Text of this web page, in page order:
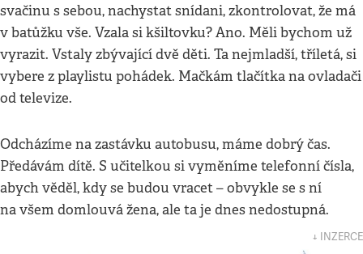
svačinu s sebou, nachystat snídani, zkontrolovat, že má
v batůžku vše. Vzala si kšiltovku? Ano. Měli bychom už
vyrazit. Vstaly zbývající dvě děti. Ta nejmladší, tříletá, si
vybere z playlistu pohádek. Mačkám tlačítka na ovladači
od televize.
Odcházíme na zastávku autobusu, máme dobrý čas.
Předávám dítě. S učitelkou si vyměníme telefonní čísla,
abych věděl, kdy se budou vracet – obvykle se s ní
na všem domlouvá žena, ale ta je dnes nedostupná.
↓ INZERCE